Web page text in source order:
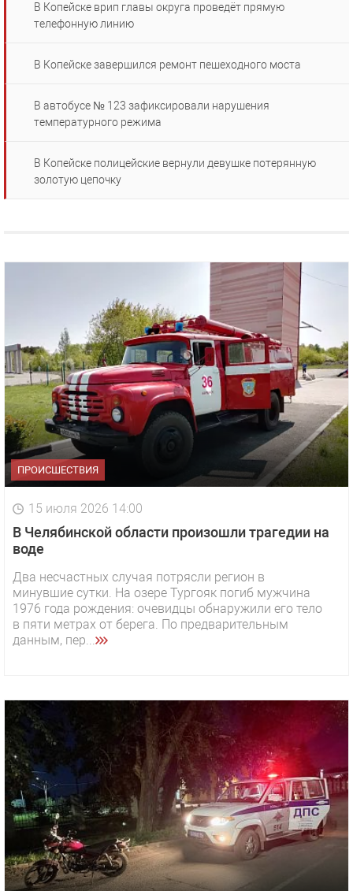
В Копейске врип главы округа проведёт прямую
телефонную линию
В Копейске завершился ремонт пешеходного моста
В автобусе № 123 зафиксировали нарушения
температурного режима
В Копейске полицейские вернули девушке потерянную
золотую цепочку
ПРОИСШЕСТВИЯ
15 июля 2026 14:00
В Челябинской области произошли трагедии на
воде
Два несчастных случая потрясли регион в
минувшие сутки. На озере Тургояк погиб мужчина
1976 года рождения: очевидцы обнаружили его тело
в пяти метрах от берега. По предварительным
данным, пер...